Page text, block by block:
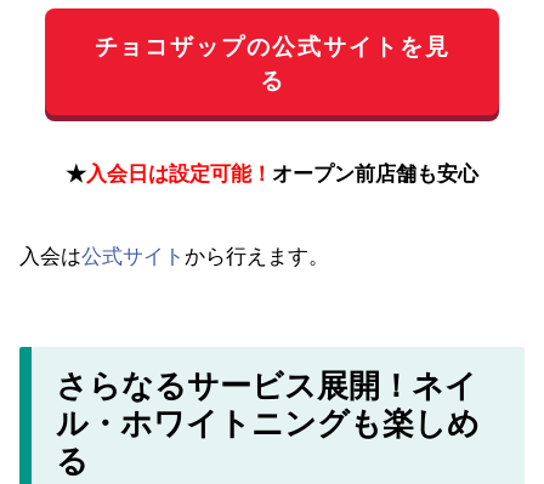
チョコザップの公式サイトを見
る
★入会日は設定可能！ オープン前店舗も安心
入会は公式サイト から行えます。
さらなるサービス展開！ネイ
ル・ホワイトニングも楽しめ
る